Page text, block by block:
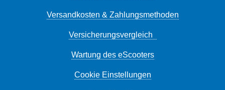
Versandkosten & Zahlungsmethoden
Versicherungsvergleich
Wartung des eScooters
Cookie Einstellungen